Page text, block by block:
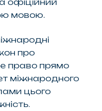
офіційний
мовою.
про
право прямо
міжнародного
цього